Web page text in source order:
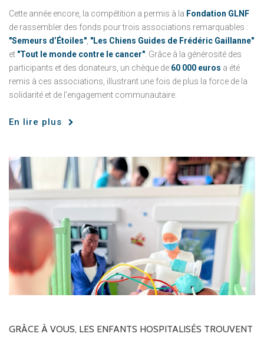
Cette année encore, la compétition a permis à la Fondation GLNF
de rassembler des fonds pour trois associations remarquables :
"Semeurs d’Étoiles" "Les Chiens Guides de Frédéric Gaillanne"
et "Tout le monde contre le cancer" . Grâce à la générosité des
participants et des donateurs, un chèque de 60 000 euros a été
remis à ces associations, illustrant une fois de plus la force de la
solidarité et de l'engagement communautaire.
En lire plus
GRÂCE À VOUS, LES ENFANTS HOSPITALISÉS TROUVENT